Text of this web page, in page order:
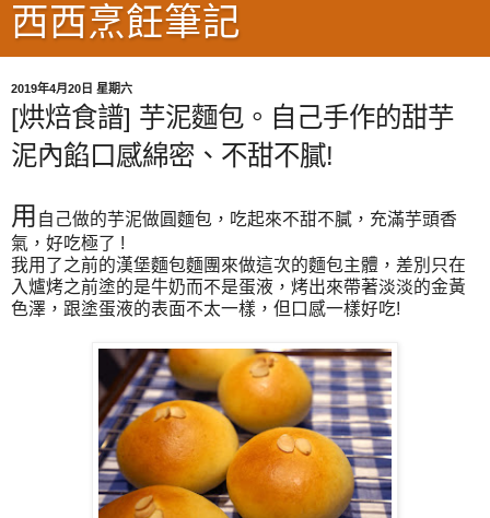
西西烹飪筆記
2019年4月20日 星期六
[烘焙食譜] 芋泥麵包。自己手作的甜芋
泥內餡口感綿密、不甜不膩!
用 自己做的芋泥做圓麵包，吃起來不甜不膩，充滿芋頭香
氣，好吃極了 !
我用了之前的漢堡麵包麵團來做這次的麵包主體，差別只在
入爐烤之前塗的是牛奶而不是蛋液，烤出來帶著淡淡的金黃
色澤，跟塗蛋液的表面不太一樣，但口感一樣好吃!